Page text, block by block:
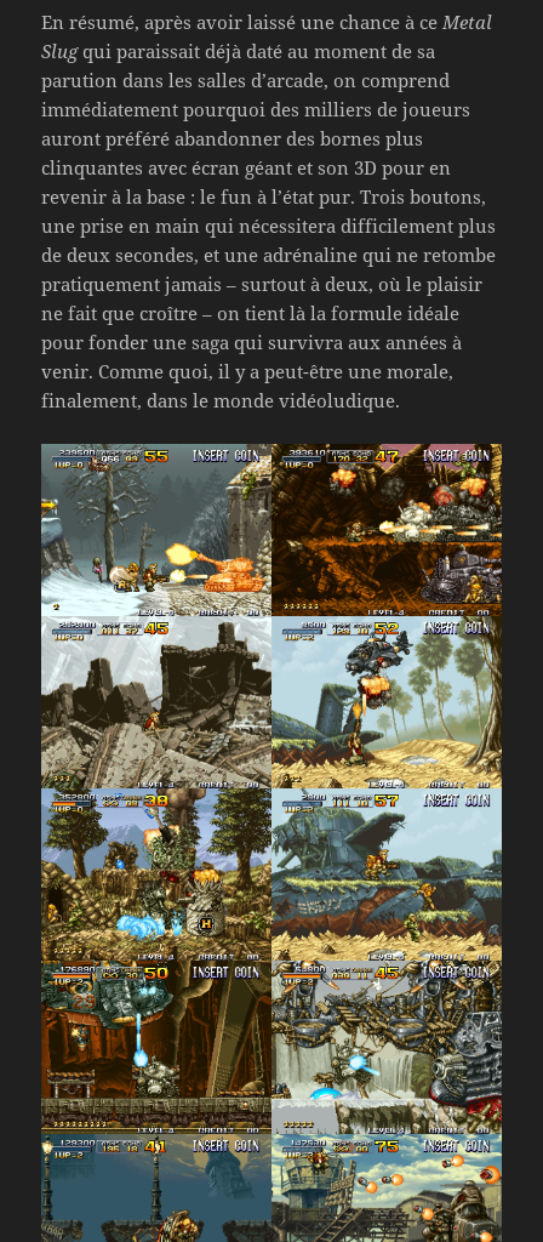
En résumé, après avoir laissé une chance à ce Metal
Slugqui paraissait déjà daté au moment de sa
parution dans les salles d’arcade, on comprend
immédiatement pourquoi des milliers de joueurs
auront préféré abandonner des bornes plus
clinquantes avec écran géant et son 3D pour en
revenir à la base : le fun à l’état pur. Trois boutons,
une prise en main qui nécessitera difficilement plus
de deux secondes, et une adrénaline qui ne retombe
pratiquement jamais – surtout à deux, où le plaisir
ne fait que croître – on tient là la formule idéale
pour fonder une saga qui survivra aux années à
venir. Comme quoi, il y a peut-être une morale,
finalement, dans le monde vidéoludique.